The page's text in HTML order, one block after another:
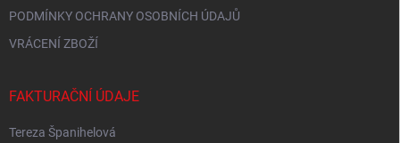
PODMÍNKY OCHRANY OSOBNÍCH ÚDAJŮ
VRÁCENÍ ZBOŽÍ
FAKTURAČNÍ ÚDAJE
Tereza Španihelová